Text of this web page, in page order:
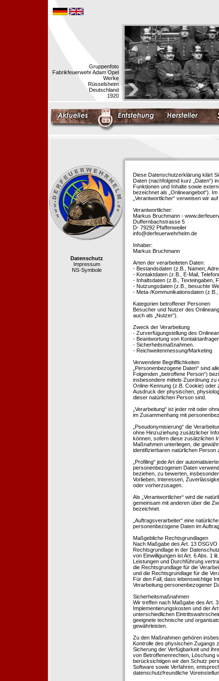
Gruppenfoto
Fabrikfeuerwehr Adam Opel
Werke
Rüsselsheim
Deutschland
1920
Datenschutz
Impressum
NS-Symbole
Diese Datenschutzerklärung klärt
Daten (nachfolgend kurz „Daten“)
Funktionen und Inhalte sowie
bezeichnet als „Onlineangebot“).
„Verantwortlicher“ verweisen wir
Verantwortlicher:
Markus Bruchmann -
Duffernbachstrasse 5
D- 79292 Pfaffenweiler
info@derfeuerwehrhelm.de
Inhaber:
Markus Bruchmann
Arten der verarbeiteten Daten:
- Bestandsdaten (z.B., Namen,
- Kontaktdaten (z.B., E-Mail,
- Inhaltsdaten (z.B., Texteingaben,
- Nutzungsdaten (z.B., besuchte
- Meta-/Kommunikationsdaten
Kategorien betroffener Personen
Besucher und Nutzer des
auch als „Nutzer“).
Zweck der Verarbeitung
- Zurverfügungstellung des
- Beantwortung von
- Sicherheitsmaßnahmen.
- Reichweitenmessung/Marketing
Verwendete Begrifflichkeiten
„Personenbezogene Daten“ sind
Folgenden „betroffene Person“)
insbesondere mittels Zuordnung zu
Online-Kennung (z.B. Cookie) oder
Ausdruck der physischen,
dieser natürlichen Person sind.
„Verarbeitung“ ist jeder mit oder
im Zusammenhang mit
„Pseudonymisierung“ die
ohne Hinzuziehung zusätzlicher
können, sofern diese zusätzlichen
Maßnahmen unterliegen, die
identifizierbaren natürlichen Person
„Profiling“ jede Art der
personenbezogenen Daten
beziehen, zu bewerten,
Vorlieben, Interessen,
oder vorherzusagen.
Als „Verantwortlicher“ wird die
gemeinsam mit anderen über die
bezeichnet.
„Auftragsverarbeiter“ eine
personenbezogene Daten im
Maßgebliche Rechtsgrundlagen
Nach Maßgabe des Art. 13
Rechtsgrundlage in der
von Einwilligungen ist Art. 6 Abs. 1
Leistungen und Durchführung
die Rechtsgrundlage für die
und die Rechtsgrundlage für die
Für den Fall, dass lebenswichtige
Verarbeitung personenbezogener
Sicherheitsmaßnahmen
Wir treffen nach Maßgabe des Art.
Implementierungskosten und der
unterschiedlichen
geeignete technische und
gewährleisten.
Zu den Maßnahmen gehören
Kontrolle des physischen Zugangs
Sicherung der Verfügbarkeit und
von Betroffenenrechten, Löschung
berücksichtigen wir den Schutz
Software sowie Verfahren,
datenschutzfreundliche